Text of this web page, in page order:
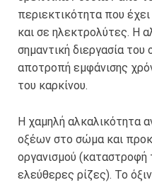
περιεκτικότητα που
και σε ηλεκτρολύτες. Η
σημαντική διεργασία
αποτροπή εμφάνισης
του καρκίνου.
Η χαμηλή αλκαλικότητα
οξέων στο σώμα και
οργανισμού
ελεύθερες ρίζες). Το